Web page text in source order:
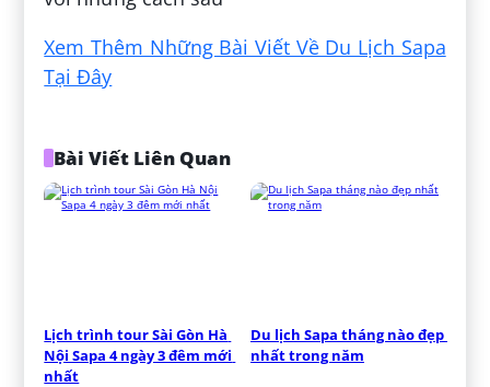
Xem Thêm Những Bài Viết Về Du Lịch Sapa
Tại Đây
Bài Viết Liên Quan
Lịch trình tour Sài Gòn Hà
Nội Sapa 4 ngày 3 đêm mới
nhất
Du lịch Sapa tháng nào đẹp
nhất trong năm